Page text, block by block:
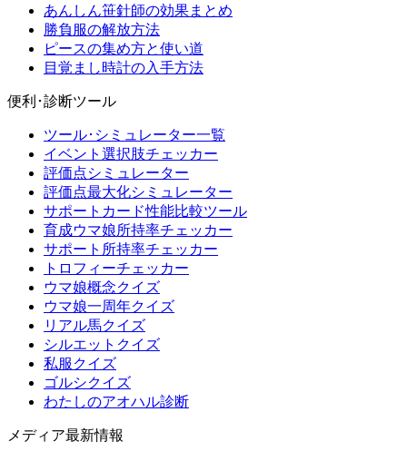
あんしん笹針師の効果まとめ
勝負服の解放方法
ピースの集め方と使い道
目覚まし時計の入手方法
便利･診断ツール
ツール･シミュレーター一覧
イベント選択肢チェッカー
評価点シミュレーター
評価点最大化シミュレーター
サポートカード性能比較ツール
育成ウマ娘所持率チェッカー
サポート所持率チェッカー
トロフィーチェッカー
ウマ娘概念クイズ
ウマ娘一周年クイズ
リアル馬クイズ
シルエットクイズ
私服クイズ
ゴルシクイズ
わたしのアオハル診断
メディア最新情報